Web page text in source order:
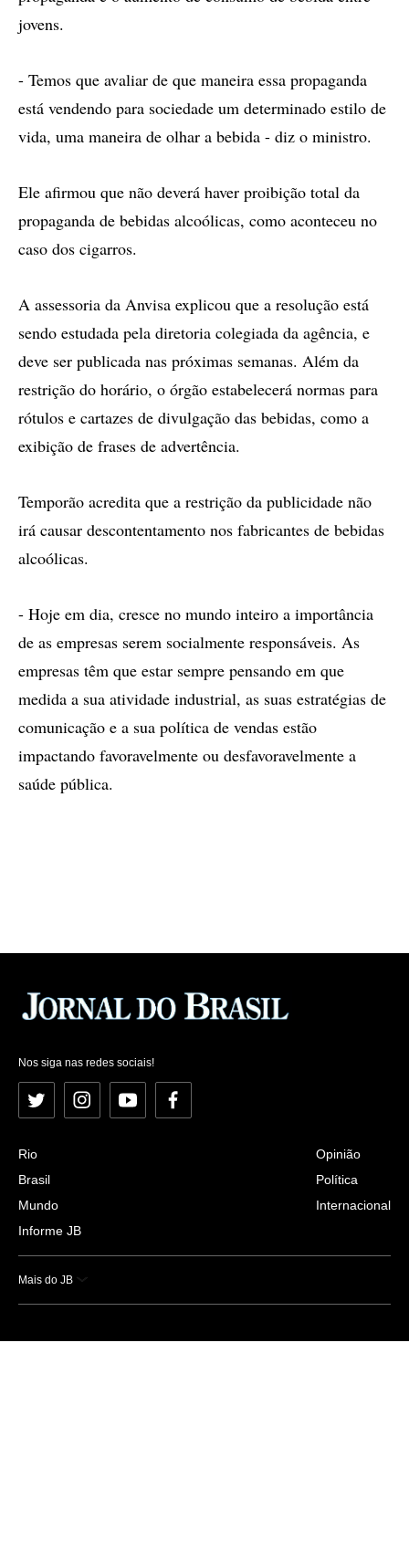
jovens.
- Temos que avaliar de que maneira essa propaganda
está vendendo para sociedade um determinado estilo de
vida, uma maneira de olhar a bebida - diz o ministro.
Ele afirmou que não deverá haver proibição total da
propaganda de bebidas alcoólicas, como aconteceu no
caso dos cigarros.
A assessoria da Anvisa explicou que a resolução está
sendo estudada pela diretoria colegiada da agência, e
deve ser publicada nas próximas semanas. Além da
restrição do horário, o órgão estabelecerá normas para
rótulos e cartazes de divulgação das bebidas, como a
exibição de frases de advertência.
Temporão acredita que a restrição da publicidade não
irá causar descontentamento nos fabricantes de bebidas
alcoólicas.
- Hoje em dia, cresce no mundo inteiro a importância
de as empresas serem socialmente responsáveis. As
empresas têm que estar sempre pensando em que
medida a sua atividade industrial, as suas estratégias de
comunicação e a sua política de vendas estão
impactando favoravelmente ou desfavoravelmente a
saúde pública.
Nos siga nas redes sociais!
Twitter InstagramYouTubeFacebook
Rio
Brasil
Mundo
Informe JB
Opinião
Política
Internacional
Mais do JB
Esportes